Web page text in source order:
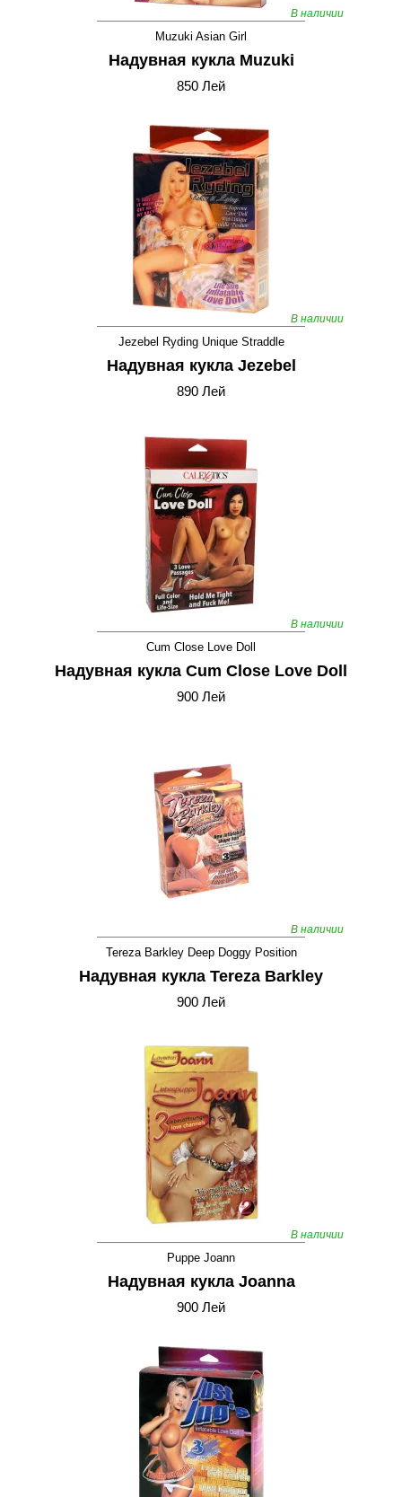
В наличии
Muzuki Asian Girl
Надувная кукла Muzuki
850 Лей
В наличии
Jezebel Ryding Unique Straddle
Надувная кукла Jezebel
890 Лей
В наличии
Cum Close Love Doll
Надувная кукла Cum Close Love Doll
900 Лей
В наличии
Tereza Barkley Deep Doggy Position
Надувная кукла Tereza Barkley
900 Лей
В наличии
Puppe Joann
Надувная кукла Joanna
900 Лей